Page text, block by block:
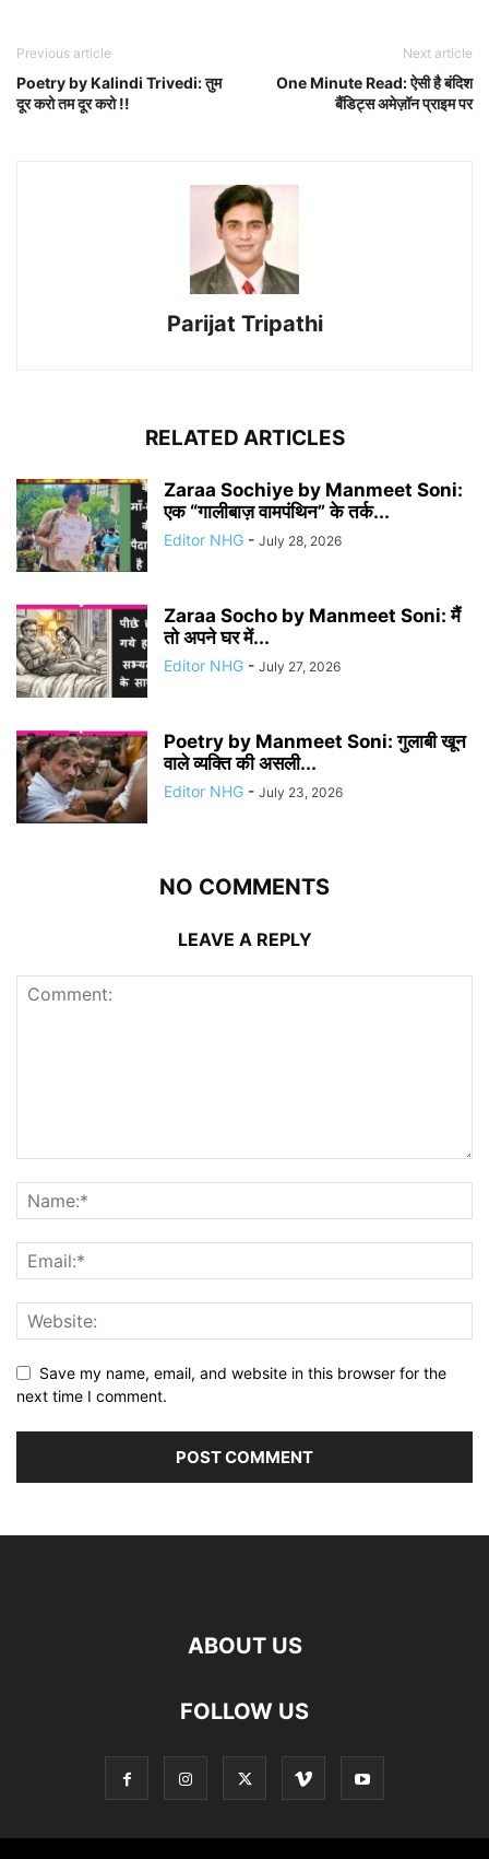
Previous article
Poetry by Kalindi Trivedi: तुम
दूर करो तम दूर करो !!
Next article
One Minute Read: ऐसी है बंदिश
बैंडिट्स अमेज़ॉन प्राइम पर
Parijat Tripathi
RELATED ARTICLES
Zaraa Sochiye by Manmeet Soni:
एक “गालीबाज़ वामपंथिन” के तर्क...
Editor NHG - July 28, 2026
Zaraa Socho by Manmeet Soni: मैं
तो अपने घर में...
Editor NHG - July 27, 2026
Poetry by Manmeet Soni: गुलाबी खून
वाले व्यक्ति की असली...
Editor NHG - July 23, 2026
NO COMMENTS
LEAVE A REPLY
Save my name, email, and website in this browser for the
next time I comment.
ABOUT US
FOLLOW US